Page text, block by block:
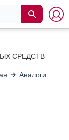
СРЕДСТВ
Аналоги